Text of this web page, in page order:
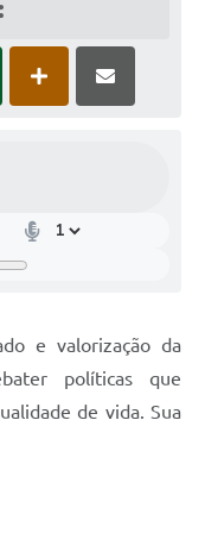
e valorização da
políticas que
de vida. Sua